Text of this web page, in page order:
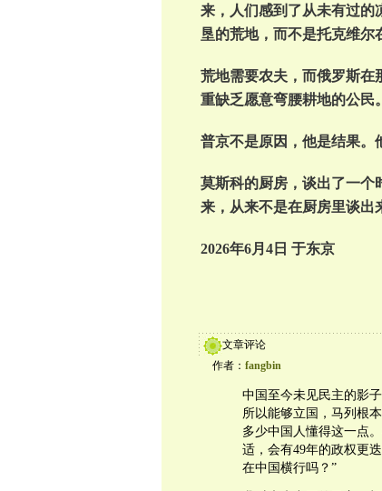
来，人们感到了从未有过的
垦的荒地，而不是托克维尔
荒地需要农夫，而俄罗斯在
重缺乏愿意弯腰耕地的公民。
普京不是原因，他是结果。
莫斯科的厨房，谈出了一个
来，从来不是在厨房里谈出
2026年6月4日 于东京
文章评论
作者： fangbin
中国至今未见民主的影
所以能够立国，马列根
多少中国人懂得这一点
适，会有49年的政权更
在中国横行吗？”